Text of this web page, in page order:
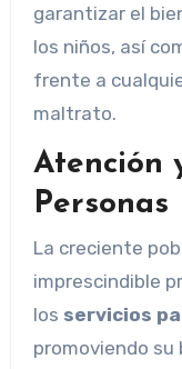
garantizar el
los niños, así
frente a
maltrato.
Atención
La creciente
imprescindible
los servicios
promoviendo